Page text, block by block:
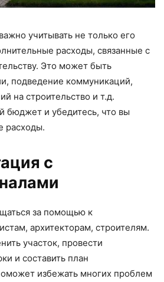
учитывать не только его
расходы, связанные с
Это может быть
подведение коммуникаций,
на строительство и т.д.
бюджет и убедитесь, что вы
расходы.
с
за помощью к
архитекторам, строителям.
участок, провести
и составить план
избежать многих проблем